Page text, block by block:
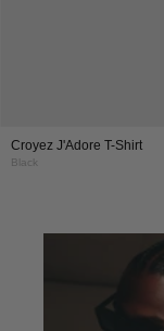
Croyez J'Adore T-Shirt
Black